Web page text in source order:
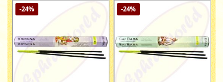
-24% -24%